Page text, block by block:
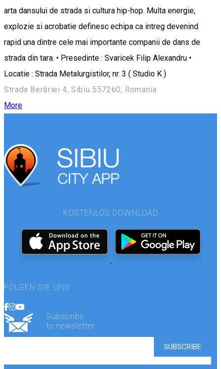
arta dansului de strada si cultura hip-hop. Multa energie,
explozie si acrobatie definesc echipa ca intreg devenind
rapid una dintre cele mai importante companii de dans de
strada din tara. • Presedinte : Svaricek Filip Alexandru •
Locatie : Strada Metalurgistilor, nr. 3 ( Studio K )
Strada Berăriei 4, Sibiu 557260, Romania
More
KOSTENLOS DOWNLOAD
FOLGEN SIE UNS
Subscribe
to newsletter